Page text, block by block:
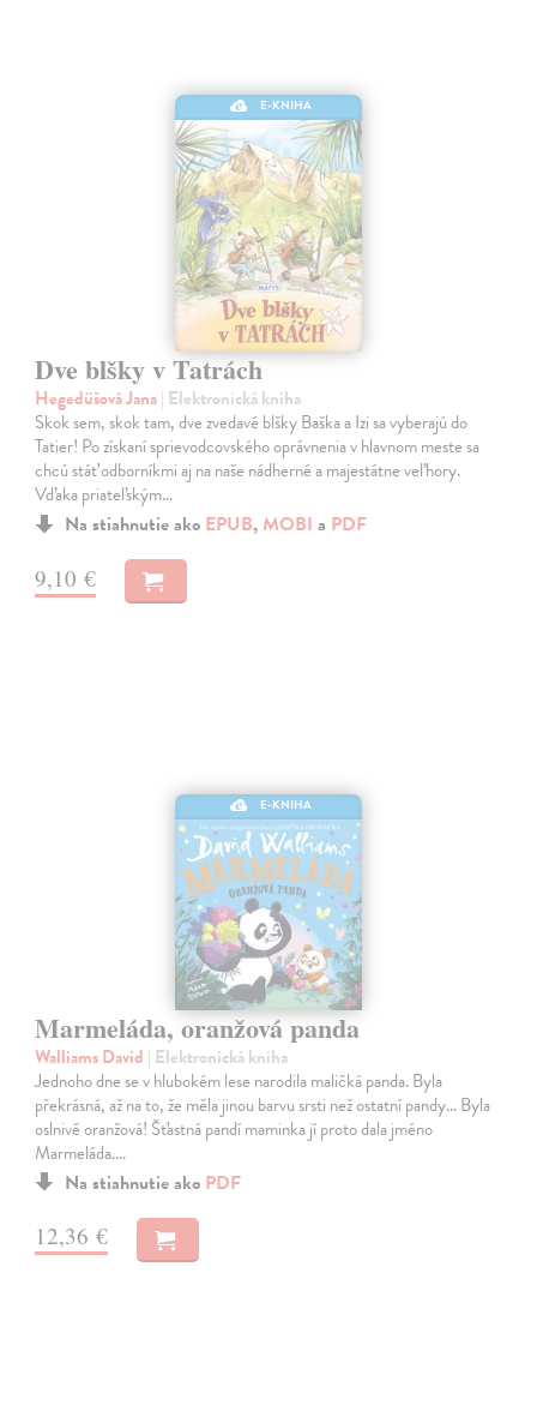
E-KNIHA
Dve blšky v Tatrách
Hegedüšová Jana| Elektronická kniha
Skok sem, skok tam, dve zvedavé blšky Baška a Izi sa vyberajú do
Tatier! Po získaní sprievodcovského oprávnenia v hlavnom meste sa
chcú stáť odborníkmi aj na naše nádherné a majestátne veľhory.
Vďaka priateľským…
Na stiahnutie ako EPUB, MOBI a PDF
9,10 €
E-KNIHA
Marmeláda, oranžová panda
Walliams David | Elektronická kniha
Jednoho dne se v hlubokém lese narodila maličká panda. Byla
překrásná, až na to, že měla jinou barvu srsti než ostatní pandy… Byla
oslnivě oranžová! Šťastná pandí maminka jí proto dala jméno
Marmeláda.…
Na stiahnutie ako PDF
12,36 €